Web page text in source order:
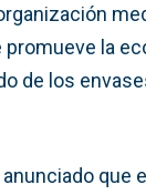
promueve la
de los
que